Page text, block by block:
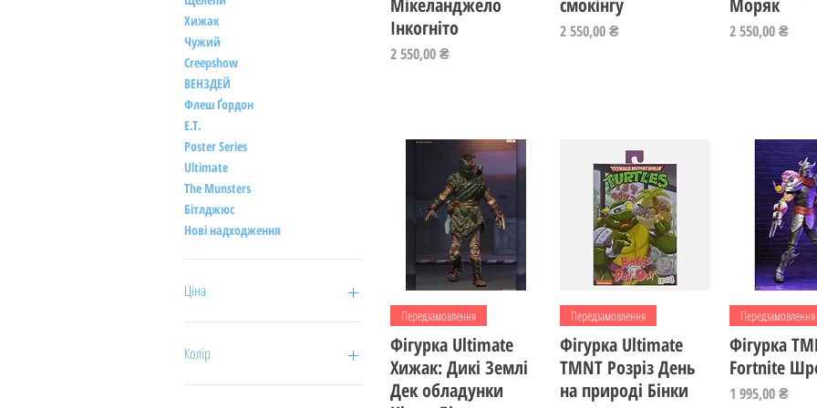
Хижак
Чужий
Creepshow
ВЕНЗДЕЙ
Флеш Ґордон
E.T.
Poster Series
Ultimate
The Munsters
Бітлджюс
Нові надходження
Ціна
90 ₴
Колір
Блакитний
Мікеланджело
Інкогніто
Ціна
2 550,00 ₴
смокінгу
Ціна
2 550,00 ₴
Моряк
Ціна
2 550,00 ₴
Швидкий перегляд
Передзамовлення
Фігурка Ultimate
Хижак: Дикі Землі
Дек обладунки
Швидкий перегляд
Передзамовлення
Фігурка Ultimate
TMNT Розріз День
на природі Бінки
Швидкий
Передзамовлення
Фігурка
Fortnite
Ціна
1 995,00 ₴